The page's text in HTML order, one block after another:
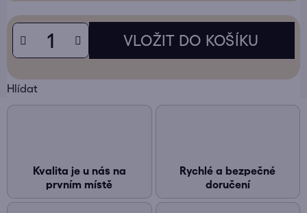
Hlídat
Kvalita je u nás na
prvním místě
Rychlé a bezpečné
doručení